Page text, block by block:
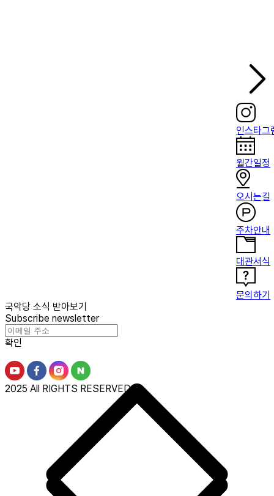
인스타그
월간일정
오시는길
주차안내
대관서식
문의하기
국악당 소식 받아보기
Subscribe newsletter
확인
2025 All RIGHTS RESERVED.